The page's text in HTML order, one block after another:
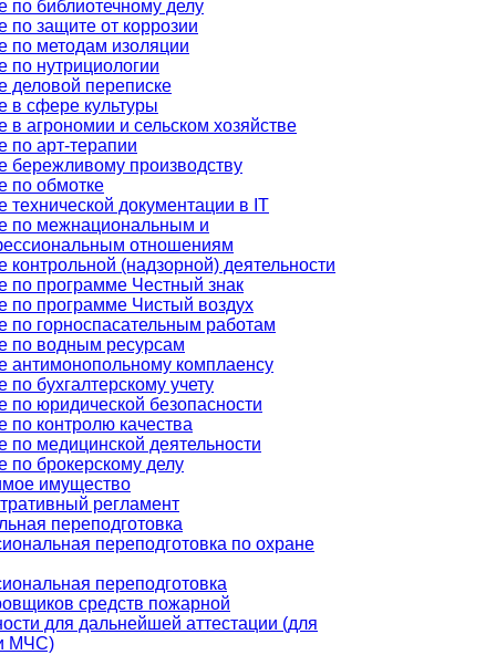
по библиотечному делу
по защите от коррозии
по методам изоляции
по нутрициологии
деловой переписке
в сфере культуры
в агрономии и сельском хозяйстве
по арт-терапии
бережливому производству
по обмотке
технической документации в IT
по межнациональным и
отношениям
контрольной (надзорной) деятельности
по программе Честный знак
по программе Чистый воздух
по горноспасательным работам
по водным ресурсам
антимонопольному комплаенсу
по бухгалтерскому учету
по юридической безопасности
по контролю качества
по медицинской деятельности
по брокерскому делу
имущество
регламент
переподготовка
переподготовка по охране
переподготовка
средств пожарной
для дальнейшей аттестации (для
МЧС)